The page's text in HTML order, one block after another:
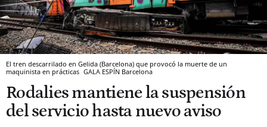
El tren descarrilado en Gelida (Barcelona) que provocó la muerte de un
maquinista en prácticas GALA ESPÍN Barcelona
Rodalies mantiene la suspensión
del servicio hasta nuevo aviso